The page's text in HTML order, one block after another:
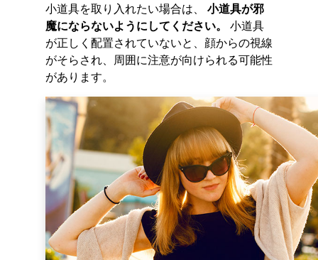
小道具を取り入れたい場合は、 小道具が邪
魔にならないようにしてください。 小道具
が正しく配置されていないと、顔からの視線
がそらされ、周囲に注意が向けられる可能性
があります。